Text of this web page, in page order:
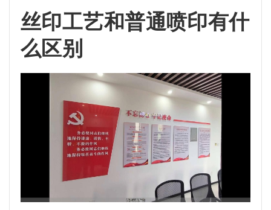
丝印工艺和普通喷印有什
么区别